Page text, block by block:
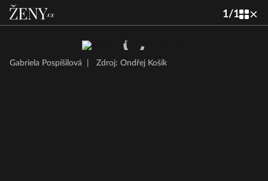
1/1
Gabriela Pospíšilová Zdroj: Ondřej Košík